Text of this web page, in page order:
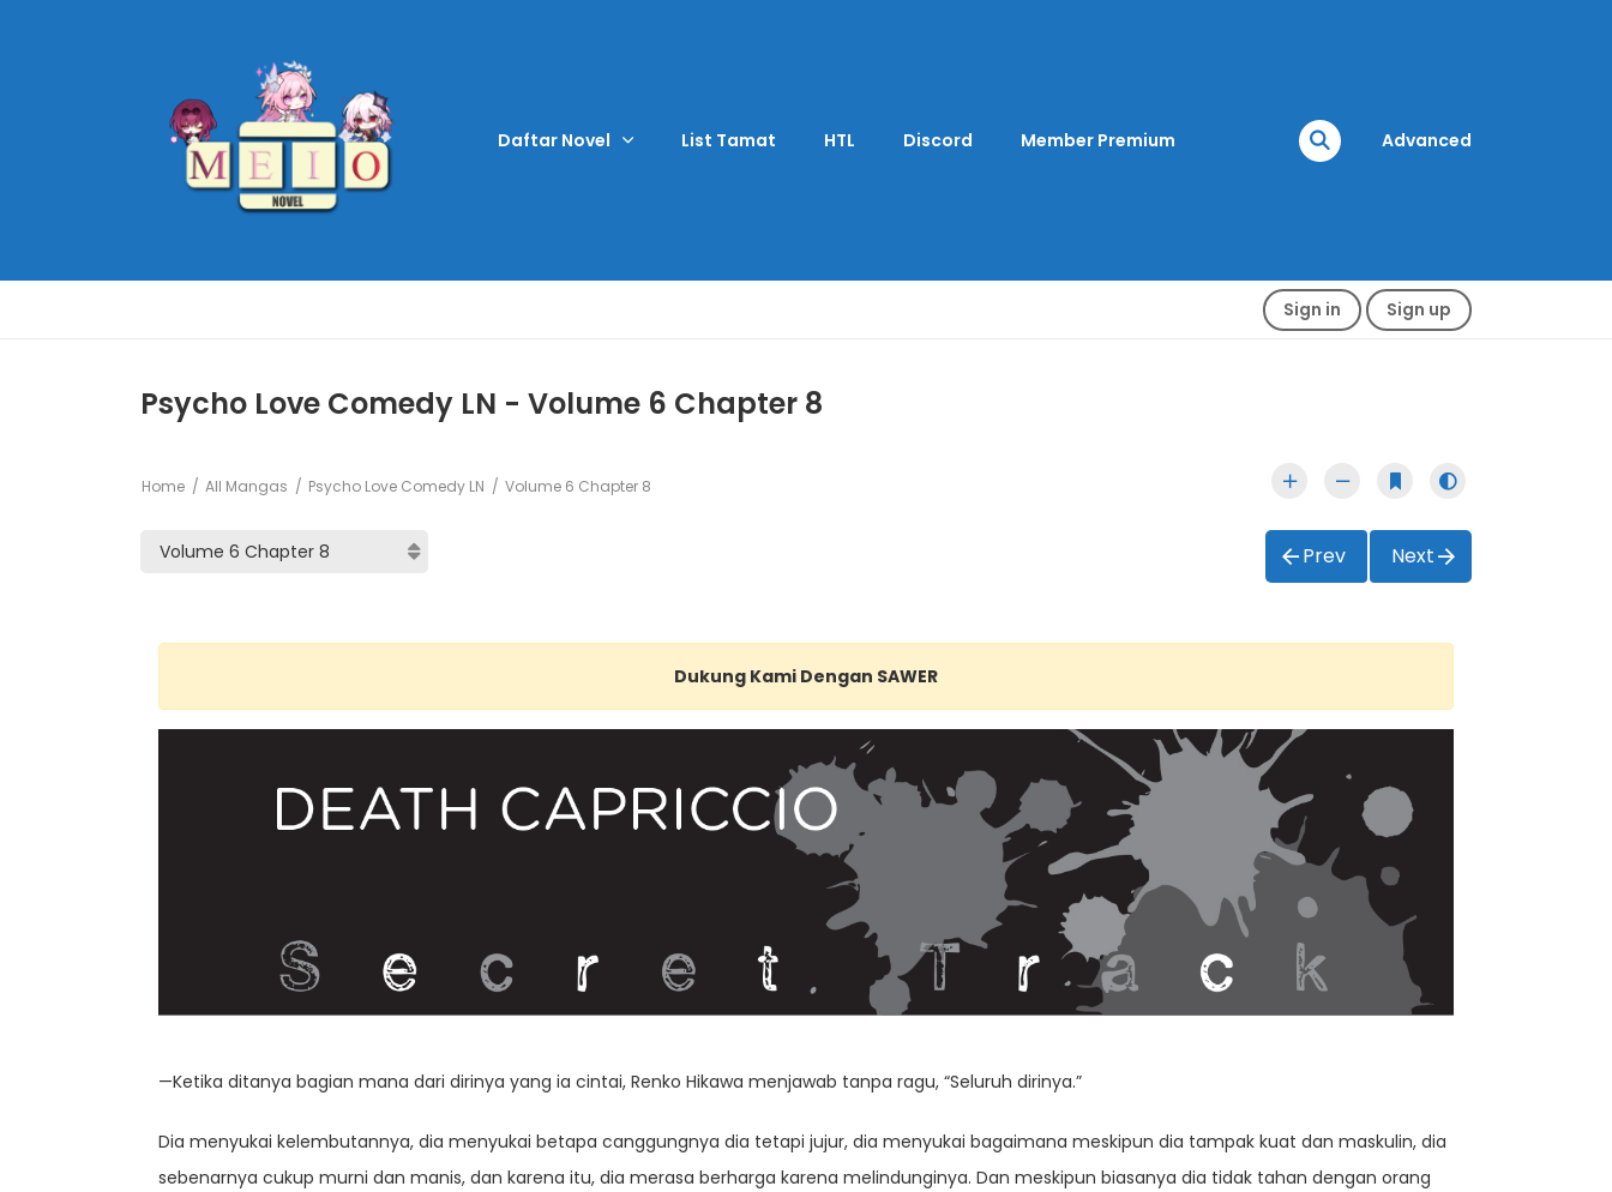
Daftar Novel List Tamat HTL Discord Member Premium Advanced
Sign in Sign up
Psycho Love Comedy LN - Volume 6 Chapter 8
Home All Mangas Psycho Love Comedy LN Volume 6 Chapter 8
Prev Next
Dukung Kami Dengan SAWER
—Ketika ditanya bagian mana dari dirinya yang ia cintai, Renko Hikawa menjawab tanpa ragu, “Seluruh dirinya.”
Dia menyukai kelembutannya, dia menyukai betapa canggungnya dia tetapi jujur, dia menyukai bagaimana meskipun dia tampak kuat dan maskulin, dia
sebenarnya cukup murni dan manis, dan karena itu, dia merasa berharga karena melindunginya. Dan meskipun biasanya dia tidak tahan dengan orang